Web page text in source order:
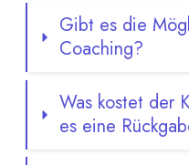
Gibt es die
Coaching?
Was kostet der
es eine